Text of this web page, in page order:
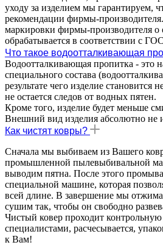
уходу за изделием мы гарантируем,
рекомендации фирмы-
маркировки фирмы-производителя о
обрабатывается в соответствии с
Что такое водоотталкивающая
Водоотталкивающая пропитка - это
специального состава
результате чего изделие
не остается следов от водных пятен.
Кроме того, изделие будет меньше
Внешний вид изделия абсолютно не
Как чистят ковры?
Сначала мы выбиваем из Вашего
промышленной пылевыбивальной
выводим пятна. После этого
специальной машине, которая
всей длине. В завершение мы
сушим так, чтобы он свободно
Чистый ковер проходит
специалистами, расчесывается,
к Вам!